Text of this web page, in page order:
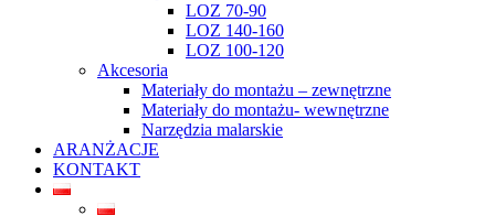
LOZ 70-90
LOZ 140-160
LOZ 100-120
Akcesoria
Materiały do montażu – zewnętrzne
Materiały do montażu- wewnętrzne
Narzędzia malarskie
ARANŻACJE
KONTAKT